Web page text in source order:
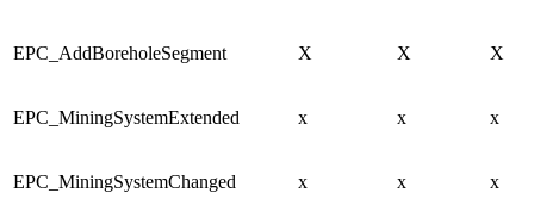
EPC_AddBoreholeSegment X X X
EPC_MiningSystemExtended x x x
EPC_MiningSystemChanged x x x